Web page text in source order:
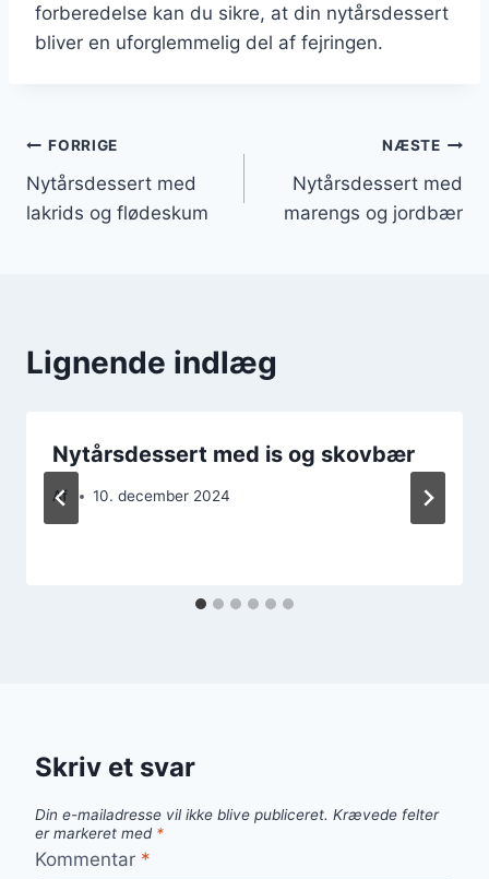
forberedelse kan du sikre, at din nytårsdessert
bliver en uforglemmelig del af fejringen.
Indlægsnavigation
FORRIGE
Nytårsdessert med
lakrids og flødeskum
NÆSTE
Nytårsdessert med
marengs og jordbær
Lignende indlæg
Nytårsdessert med is og skovbær
Af 10. december 2024
Skriv et svar
Din e-mailadresse vil ikke blive publiceret. Krævede felter
er markeret med *
Kommentar *